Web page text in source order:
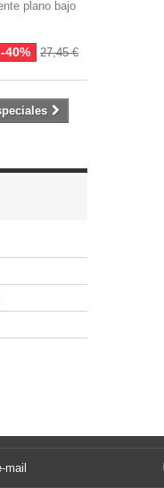
plano bajo
-40% 27,45 €